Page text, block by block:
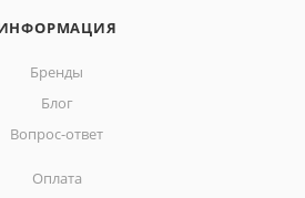
Бренды
Блог
Вопрос-ответ
Оплата